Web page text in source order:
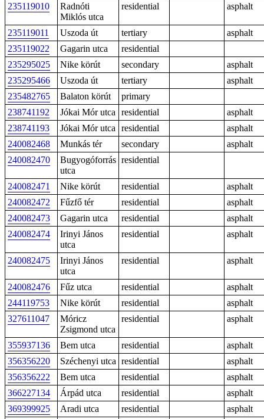
235119010
Radnóti
Miklós utca
residential asphalt
235119011 Uszoda út tertiary
asphalt
235119022
Gagarin utca
residential
235295025
Nike körút secondary
asphalt
235295466
Uszoda út tertiary
asphalt
235482765
Balaton körút
primary
238741192
Jókai Mór utca residential
asphalt
238741193
Jókai Mór utca residential
asphalt
240082468
Munkás tér secondary
asphalt
240082470
Bugyogóforrás
utca
residential
240082471 Nike körút residential
asphalt
240082472
Fűzfő tér residential
asphalt
240082473
Gagarin utca residential
asphalt
240082474
Irinyi János
utca
residential asphalt
240082475
Irinyi János
utca
residential asphalt
240082476 Fűz utca residential
asphalt
244119753
Nike körút residential
asphalt
327611047
Móricz
Zsigmond utca
residential asphalt
355937136 Bem utca residential
asphalt
356356220
Széchenyi utca residential
asphalt
356356222
Bem utca residential
asphalt
366227134
Árpád utca residential
asphalt
369399925
Aradi utca residential
asphalt